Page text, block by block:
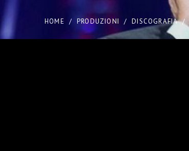
HOME / PRODUZIONI / DISCOGRAFIA /